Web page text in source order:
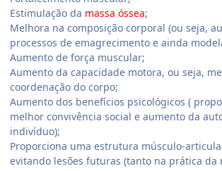
Estimulação da massa óssea;
Melhora na composição corporal (ou seja,
processos de emagrecimento e ainda
Aumento de força muscular;
Aumento da capacidade motora, ou seja,
coordenação do corpo;
Aumento dos benefícios psicológicos (
melhor convivência social e aumento da
indivíduo);
Proporciona uma estrutura músculo-
evitando lesões futuras (tanto na prática da